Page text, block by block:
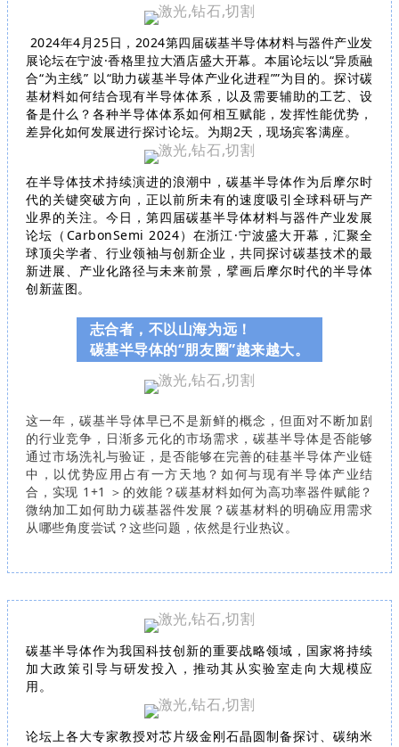
2024年4月25日，2024第四届碳基半导体材料与器件产业发
展论坛在宁波·香格里拉大酒店盛大开幕。本届论坛以“异质融
合“为主线” 以“助力碳基半导体产业化进程””为目的。探讨碳
基材料如何结合现有半导体体系，以及需要辅助的工艺、设
备是什么？各种半导体体系如何相互赋能，发挥性能优势，
差异化如何发展进行探讨论坛。为期2天，现场宾客满座。
在半导体技术持续演进的浪潮中，碳基半导体作为后摩尔时
代的关键突破方向，正以前所未有的速度吸引全球科研与产
业界的关注。今日，第四届碳基半导体材料与器件产业发展
论坛（CarbonSemi 2024）在浙江·宁波盛大开幕，汇聚全
球顶尖学者、行业领袖与创新企业，共同探讨碳基技术的最
新进展、产业化路径与未来前景，擘画后摩尔时代的半导体
创新蓝图。
志合者，不以山海为远！
碳基半导体的“朋友圈”越来越大。
这一年，碳基半导体早已不是新鲜的概念，但面对不断加剧
的行业竞争，日渐多元化的市场需求，碳基半导体是否能够
通过市场洗礼与验证，是否能够在完善的硅基半导体产业链
中，以优势应用占有一方天地？如何与现有半导体产业结
合，实现 1+1 ＞的效能？碳基材料如何为高功率器件赋能？
微纳加工如何助力碳基器件发展？碳基材料的明确应用需求
从哪些角度尝试？这些问题，依然是行业热议。
碳基半导体作为我国科技创新的重要战略领域，国家将持续
加大政策引导与研发投入，推动其从实验室走向大规模应
用。
论坛上各大专家教授对芯片级金刚石晶圆制备探讨、碳纳米